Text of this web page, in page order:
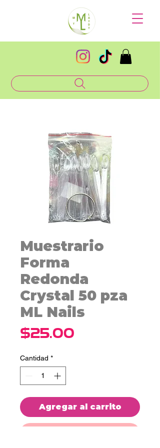
Muestrario
Forma
Redonda
Crystal 50 pza
ML Nails
$25.00
Cantidad *
Agregar al carrito